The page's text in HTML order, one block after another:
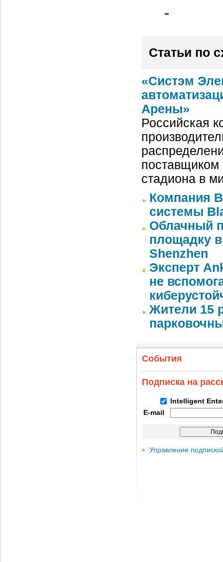
Статьи по
«Систэм
Арены»
Российская
поставщиком
стадиона в
Компания
системы
Облачный
площадку в
Shenzhen
Эксперт
не
Жители 15
События
Подписка на
Intelligent
E-mail
Управление